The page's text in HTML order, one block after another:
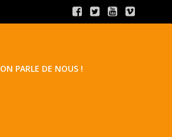
ON PARLE DE NOUS !